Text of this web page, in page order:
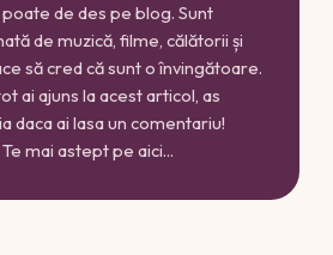
de des pe blog. Sunt
de muzică, filme, călătorii și
să cred că sunt o învingătoare.
ai ajuns la acest articol, as
daca ai lasa un comentariu!
mai astept pe aici...